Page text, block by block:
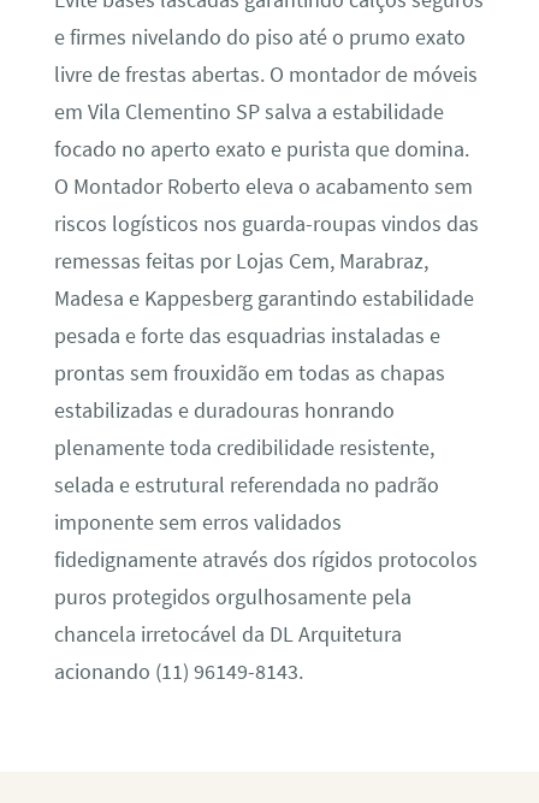
e firmes nivelando do piso até o prumo exato
livre de frestas abertas. O montador de móveis
em Vila Clementino SP salva a estabilidade
focado no aperto exato e purista que domina.
O Montador Roberto eleva o acabamento sem
riscos logísticos nos guarda-roupas vindos das
remessas feitas por Lojas Cem, Marabraz,
Madesa e Kappesberg garantindo estabilidade
pesada e forte das esquadrias instaladas e
prontas sem frouxidão em todas as chapas
estabilizadas e duradouras honrando
plenamente toda credibilidade resistente,
selada e estrutural referendada no padrão
imponente sem erros validados
fidedignamente através dos rígidos protocolos
puros protegidos orgulhosamente pela
chancela irretocável da DL Arquitetura
acionando (11) 96149-8143.